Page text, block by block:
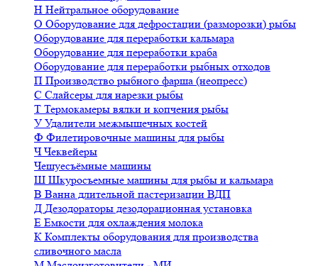
Н Нейтральное оборудование
О Оборудование для дефростации (разморозки) рыбы
Оборудование для переработки кальмара
Оборудование для переработки краба
Оборудование для переработки рыбных отходов
П Производство рыбного фарша (неопресс)
С Слайсеры для нарезки рыбы
Т Термокамеры вялки и копчения рыбы
У Удалители межмышечных костей
Ф Филетировочные машины для рыбы
ЧЧеквейеры
Чешуесъёмные машины
Ш Шкуросъемные машины для рыбы и кальмара
В Ванна длительной пастеризации ВДП
Д Дезодораторы дезодорационная установка
Е Емкости для охлаждения молока
К Комплекты оборудования для производства
сливочного масла